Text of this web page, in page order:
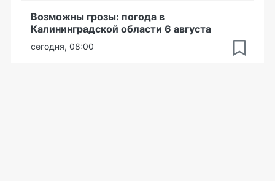
Возможны грозы: погода в
Калининградской области 6 августа
сегодня, 08:00